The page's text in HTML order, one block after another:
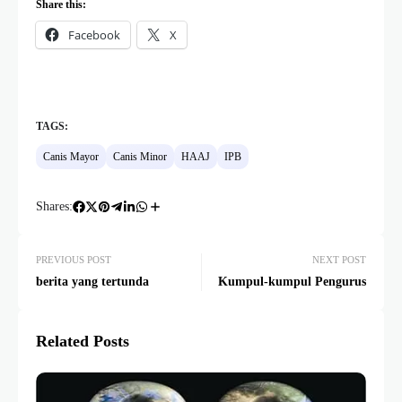
Share this:
Facebook X
TAGS:
Canis Mayor Canis Minor HAAJ IPB
Shares:
PREVIOUS POST
berita yang tertunda
NEXT POST
Kumpul-kumpul Pengurus
Related Posts